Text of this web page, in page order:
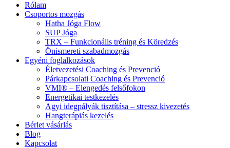
Rólam
Csoportos mozgás
Hatha Jóga Flow
SUP Jóga
TRX – Funkcionális tréning és Köredzés
Önismereti szabadmozgás
Egyéni foglalkozások
Életvezetési Coaching és Prevenció
Párkapcsolati Coaching és Prevenció
VMI® – Elengedés felsőfokon
Energetikai testkezelés
Agyi idegpályák tisztítása – stressz kivezetés
Hangterápiás kezelés
Bérlet vásárlás
Blog
Kapcsolat